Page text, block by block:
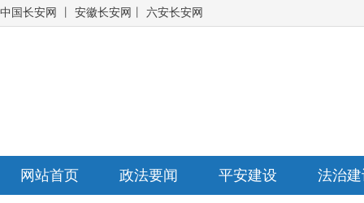
中国长安网 安徽长安网 六安长安网
网站首页 政法要闻 平安建设 法治